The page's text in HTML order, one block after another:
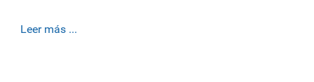
Leer más ...